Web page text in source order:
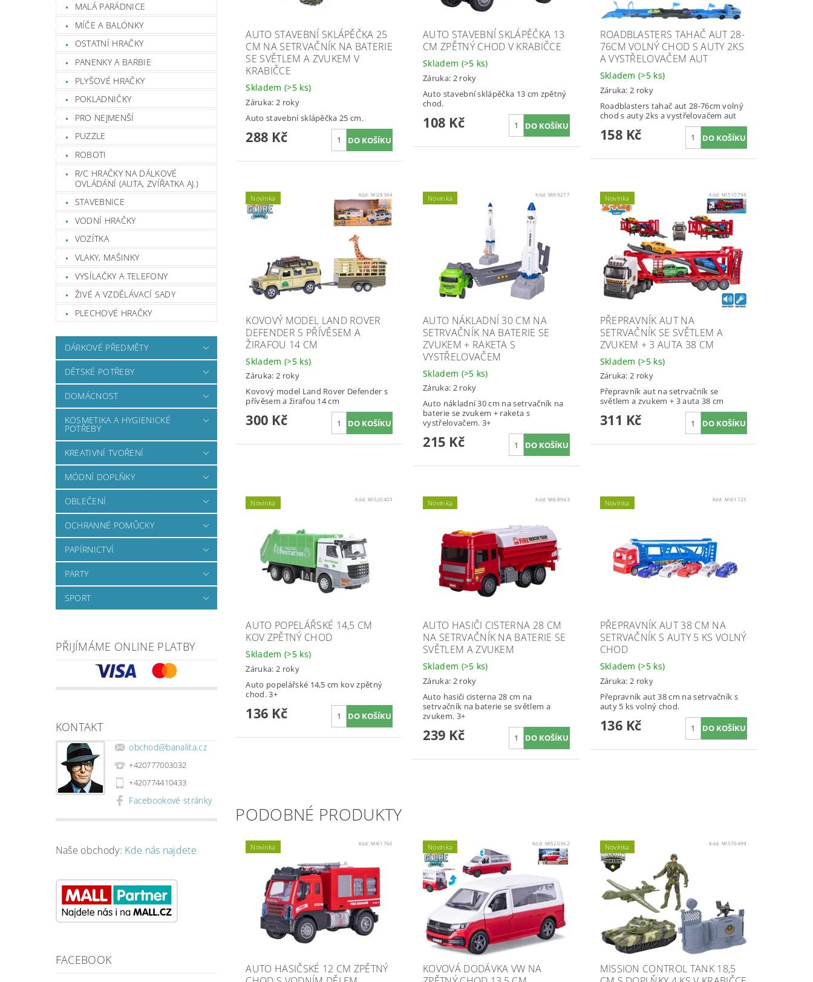
MALÁ PARÁDNICE
MÍČE A BALÓNKY
OSTATNÍ HRAČKY
PANENKY A BARBIE
PLYŠOVÉ HRAČKY
POKLADNIČKY
PRO NEJMENŠÍ
PUZZLE
ROBOTI
R/C HRAČKY NA DÁLKOVÉ
OVLÁDÁNÍ (AUTA, ZVÍŘATKA AJ.)
STAVEBNICE
VODNÍ HRAČKY
VOZÍTKA
VLAKY, MAŠINKY
VYSÍLAČKY A TELEFONY
ŽIVÉ A VZDĚLÁVACÍ SADY
PLECHOVÉ HRAČKY
DÁRKOVÉ PŘEDMĚTY
DĚTSKÉ POTŘEBY
DOMÁCNOST
KOSMETIKA A HYGIENICKÉ
POTŘEBY
KREATIVNÍ TVOŘENÍ
MÓDNÍ DOPLŇKY
OBLEČENÍ
OCHRANNÉ POMŮCKY
PAPÍRNICTVÍ
PARTY
SPORT
PŘIJÍMÁME ONLINE PLATBY
KONTAKT
obchod@banalita.cz
+420777003032
+420774410433
Facebookové stránky
Naše obchody: Kde nás najdete
FACEBOOK
AUTO STAVEBNÍ SKLÁPĚČKA 25
CM NA SETRVAČNÍK NA BATERIE
SE SVĚTLEM A ZVUKEM V
KRABIČCE
Skladem (>5 ks)
Záruka: 2 roky
Auto stavební sklápěčka 25 cm.
288 Kč
AUTO STAVEBNÍ SKLÁPĚČKA 13
CM ZPĚTNÝ CHOD V KRABIČCE
Skladem (>5 ks)
Záruka: 2 roky
Auto stavební sklápěčka 13 cm zpětný
chod.
108 Kč
ROADBLASTERS TAHAČ AUT 28-
76CM VOLNÝ CHOD S AUTY 2KS
A VYSTŘELOVAČEM AUT
Skladem(>5 ks)
Záruka: 2 roky
Roadblasters tahač aut 28-76cm volný
chod s auty 2ks a vystřelovačem aut
158 Kč
Novinka Kód:MI28364
KOVOVÝ MODEL LAND ROVER
DEFENDER S PŘÍVĚSEM A
ŽIRAFOU 14 CM
Skladem (>5 ks)
Záruka: 2 roky
Kovový model Land Rover Defender s
přívěsem a žirafou 14 cm
300 Kč
Novinka Kód: MI69277
AUTO NÁKLADNÍ 30 CM NA
SETRVAČNÍK NA BATERIE SE
ZVUKEM + RAKETA S
VYSTŘELOVAČEM
Skladem (>5 ks)
Záruka: 2 roky
Auto nákladní 30 cm na setrvačník na
baterie se zvukem + raketa s
vystřelovačem. 3+
215 Kč
Novinka Kód:MI510798
PŘEPRAVNÍK AUT NA
SETRVAČNÍK SE SVĚTLEM A
ZVUKEM + 3 AUTA 38 CM
Skladem(>5 ks)
Záruka: 2 roky
Přepravník aut na setrvačník se
světlem a zvukem + 3 auta 38 cm
311 Kč
Novinka Kód: MI520403
AUTO POPELÁŘSKÉ 14,5 CM
KOV ZPĚTNÝ CHOD
Skladem (>5 ks)
Záruka: 2 roky
Auto popelářské 14,5 cm kov zpětný
chod. 3+
136 Kč
Novinka Kód: MI68943
AUTO HASIČI CISTERNA 28 CM
NA SETRVAČNÍK NA BATERIE SE
SVĚTLEM A ZVUKEM
Skladem (>5 ks)
Záruka: 2 roky
Auto hasiči cisterna 28 cm na
setrvačník na baterie se světlem a
zvukem. 3+
239 Kč
Novinka Kód:MI61725
PŘEPRAVNÍK AUT 38 CM NA
SETRVAČNÍK S AUTY 5 KS VOLNÝ
CHOD
Skladem(>5 ks)
Záruka: 2 roky
Přepravník aut 38 cm na setrvačník s
auty 5 ks volný chod.
136 Kč
PODOBNÉ PRODUKTY
Novinka Kód:MI61766
AUTO HASIČSKÉ 12 CM ZPĚTNÝ
Novinka Kód: MI520362
KOVOVÁ DODÁVKA VW NA
Novinka Kód:MI570499
MISSION CONTROL TANK 18,5